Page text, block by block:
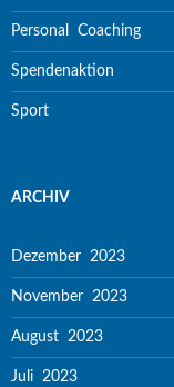
Personal Coaching
Spendenaktion
Sport
ARCHIV
Dezember 2023
November 2023
August 2023
Juli 2023